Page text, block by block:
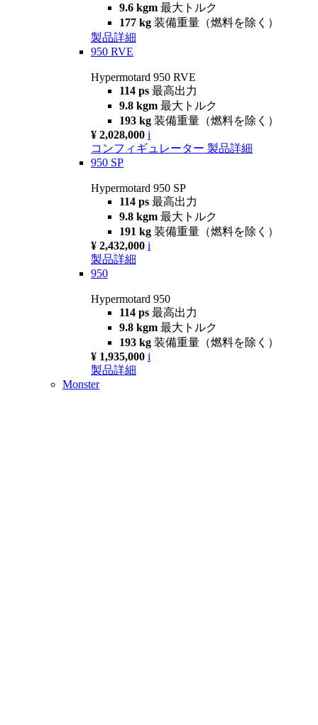
9.6 kgm 最大トルク
177 kg 装備重量（燃料を除く）
製品詳細
950 RVE
Hypermotard 950 RVE
114 ps 最高出力
9.8 kgm 最大トルク
193 kg 装備重量（燃料を除く）
¥ 2,028,000 i
コンフィギュレーター 製品詳細
950 SP
Hypermotard 950 SP
114 ps 最高出力
9.8 kgm 最大トルク
191 kg 装備重量（燃料を除く）
¥ 2,432,000 i
製品詳細
950
Hypermotard 950
114 ps 最高出力
9.8 kgm 最大トルク
193 kg 装備重量（燃料を除く）
¥ 1,935,000 i
製品詳細
Monster